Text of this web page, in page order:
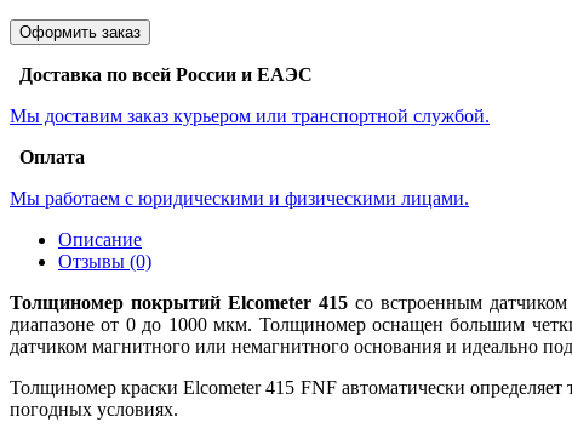
Оформить заказ
Доставка по всей России и ЕАЭС
Мы доставим заказ курьером или транспортной службой.
Оплата
Мы работаем с юридическими и физическими лицами.
Описание
Отзывы (0)
Толщиномер покрытий Elcometer 415 со встроенным
диапазоне от 0 до 1000 мкм. Толщиномер оснащен большим
датчиком магнитного или немагнитного основания и идеально
Толщиномер краски Elcometer 415 FNF автоматически
погодных условиях.